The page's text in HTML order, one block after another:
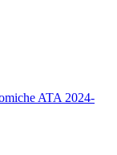
ATA 2024-